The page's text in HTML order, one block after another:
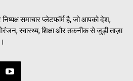
समाचार प्लेटफॉर्म है, जो आपको देश,
स्वास्थ्य, शिक्षा और तकनीक से जुड़ी ताज़ा